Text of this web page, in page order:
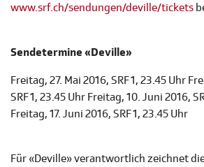
www.srf.ch/sendungen/deville/tickets
Sendetermine «Deville»
Freitag, 27. Mai 2016, SRF 1, 23.45 Uhr
SRF 1, 23.45 Uhr Freitag, 10. Juni 2016,
Freitag, 17. Juni 2016, SRF 1, 23.45 Uhr
Für «Deville» verantwortlich zeichnet